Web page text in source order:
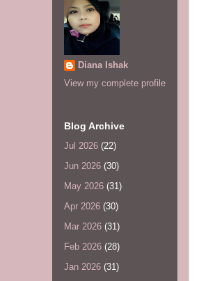
Diana Ishak
View my complete profile
Blog Archive
Jul 2026 (22)
Jun 2026 (30)
May 2026 (31)
Apr 2026 (30)
Mar 2026 (31)
Feb 2026 (28)
Jan 2026 (31)